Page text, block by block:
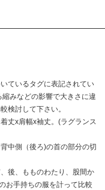
ているタグに表記されてい
みなどの影響で大きさに違
検討して下さい。
丈x肩幅x袖丈。(ラグランス
中側（後ろ)の首の部分の切
後、もものわたり、股間か
お手持ちの服を計って比較